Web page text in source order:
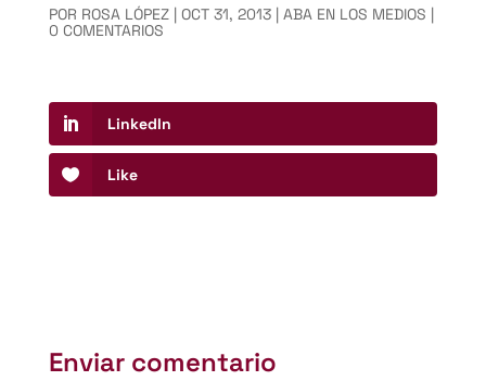
POR ROSA LÓPEZ| OCT 31, 2013| ABA EN LOS MEDIOS |
0 COMENTARIOS
LinkedIn
Like
Enviar comentario